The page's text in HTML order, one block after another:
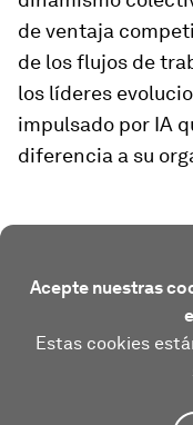
de ventaja
de los flujos de
los líderes
impulsado por IA
diferencia a su
Acepte nuestras
Estas cookies